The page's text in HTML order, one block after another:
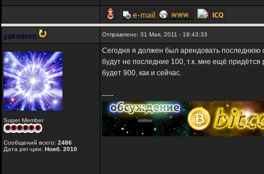
yakodsen Отправлено: 31 Мая, 2011 - 19:43:33
Super Member
Сообщений всего: 2486
Дата рег-ции: Нояб. 2010
Сегодня я должен был арендовать последнюю
будут не последние 100, т.к. мне ещё придётся
будет 900, как и сейчас.
-----